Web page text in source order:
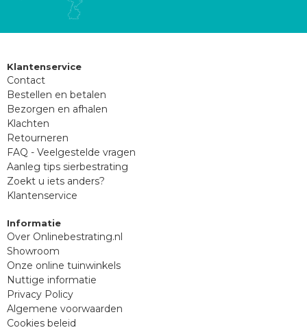
Klantenservice
Contact
Bestellen en betalen
Bezorgen en afhalen
Klachten
Retourneren
FAQ - Veelgestelde vragen
Aanleg tips sierbestrating
Zoekt u iets anders?
Klantenservice
Informatie
Over Onlinebestrating.nl
Showroom
Onze online tuinwinkels
Nuttige informatie
Privacy Policy
Algemene voorwaarden
Cookies beleid